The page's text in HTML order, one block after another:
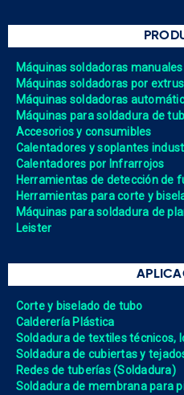
Máquinas soldadoras manuales
Máquinas soldadoras por
Máquinas soldadoras
Máquinas para soldadura de
Accesorios y consumibles
Calentadores y soplantes
Calentadores por Infrarrojos
Herramientas de detección de
Herramientas para corte y
Máquinas para soldadura de
Leister
Corte y biselado de tubo
Calderería Plástica
Soldadura de textiles técnicos,
Soldadura de cubiertas y
Redes de tuberías (Soldadura)
Soldadura de membrana para